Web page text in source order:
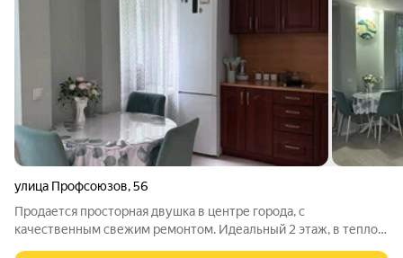
улица Профсоюзов,56
Продается просторная двушка в центре города, с
качественным свежим ремонтом. Идеальный 2 этаж, в теплом